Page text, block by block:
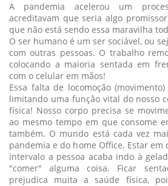
A pandemia acelerou um
acreditavam que seria algo
que não está sendo essa maravilha
O ser humano é um ser sociável, ou
com outras pessoas. O trabalho
colocando a maioria sentada em
com o celular em mãos!
Essa falta de locomoção
limitando uma função vital do nosso
física! Nosso corpo precisa se
ao mesmo tempo em que consome
também. O mundo está cada vez
pandemia e do home Office. Estar em
intervalo a pessoa acaba indo à
"comer" alguma coisa. Ficar
prejudica muita a saúde física,